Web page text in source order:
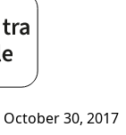
October 30, 2017